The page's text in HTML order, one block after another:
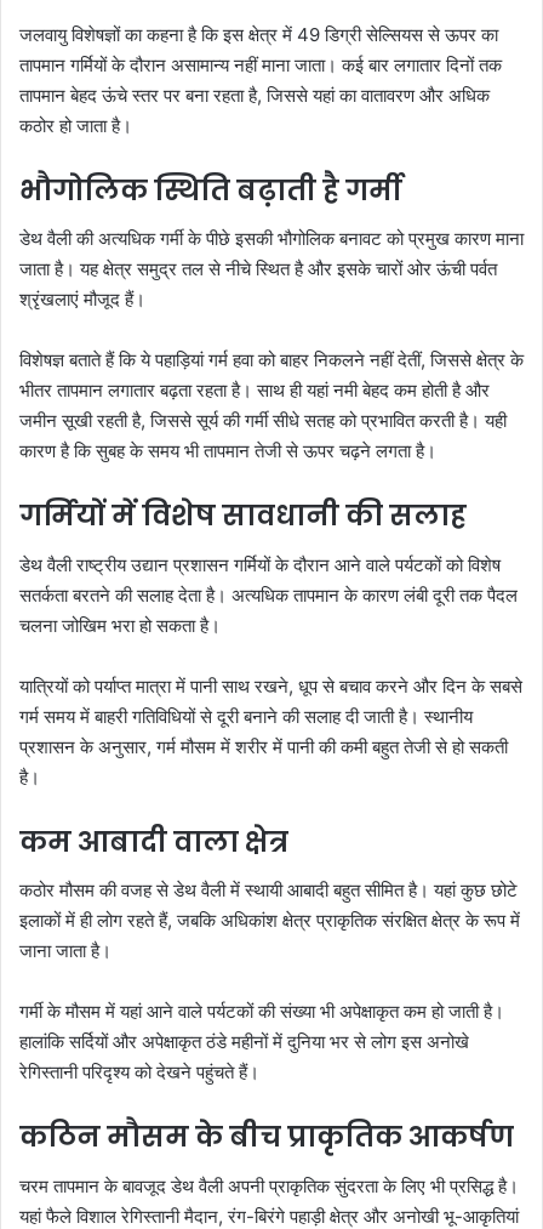
जलवायु विशेषज्ञों का कहना है कि इस क्षेत्र में 49 डिग्री सेल्सियस से ऊपर का
तापमान गर्मियों के दौरान असामान्य नहीं माना जाता। कई बार लगातार दिनों तक
तापमान बेहद ऊंचे स्तर पर बना रहता है, जिससे यहां का वातावरण और अधिक
कठोर हो जाता है।
भौगोलिक स्थिति बढ़ाती है गर्मी
डेथ वैली की अत्यधिक गर्मी के पीछे इसकी भौगोलिक बनावट को प्रमुख कारण माना
जाता है। यह क्षेत्र समुद्र तल से नीचे स्थित है और इसके चारों ओर ऊंची पर्वत
श्रृंखलाएं मौजूद हैं।
विशेषज्ञ बताते हैं कि ये पहाड़ियां गर्म हवा को बाहर निकलने नहीं देतीं, जिससे क्षेत्र के
भीतर तापमान लगातार बढ़ता रहता है। साथ ही यहां नमी बेहद कम होती है और
जमीन सूखी रहती है, जिससे सूर्य की गर्मी सीधे सतह को प्रभावित करती है। यही
कारण है कि सुबह के समय भी तापमान तेजी से ऊपर चढ़ने लगता है।
गर्मियों में विशेष सावधानी की सलाह
डेथ वैली राष्ट्रीय उद्यान प्रशासन गर्मियों के दौरान आने वाले पर्यटकों को विशेष
सतर्कता बरतने की सलाह देता है। अत्यधिक तापमान के कारण लंबी दूरी तक पैदल
चलना जोखिम भरा हो सकता है।
यात्रियों को पर्याप्त मात्रा में पानी साथ रखने, धूप से बचाव करने और दिन के सबसे
गर्म समय में बाहरी गतिविधियों से दूरी बनाने की सलाह दी जाती है। स्थानीय
प्रशासन के अनुसार, गर्म मौसम में शरीर में पानी की कमी बहुत तेजी से हो सकती
है।
कम आबादी वाला क्षेत्र
कठोर मौसम की वजह से डेथ वैली में स्थायी आबादी बहुत सीमित है। यहां कुछ छोटे
इलाकों में ही लोग रहते हैं, जबकि अधिकांश क्षेत्र प्राकृतिक संरक्षित क्षेत्र के रूप में
जाना जाता है।
गर्मी के मौसम में यहां आने वाले पर्यटकों की संख्या भी अपेक्षाकृत कम हो जाती है।
हालांकि सर्दियों और अपेक्षाकृत ठंडे महीनों में दुनिया भर से लोग इस अनोखे
रेगिस्तानी परिदृश्य को देखने पहुंचते हैं।
कठिन मौसम के बीच प्राकृतिक आकर्षण
चरम तापमान के बावजूद डेथ वैली अपनी प्राकृतिक सुंदरता के लिए भी प्रसिद्ध है।
यहां फैले विशाल रेगिस्तानी मैदान, रंग-बिरंगे पहाड़ी क्षेत्र और अनोखी भू-आकृतियां